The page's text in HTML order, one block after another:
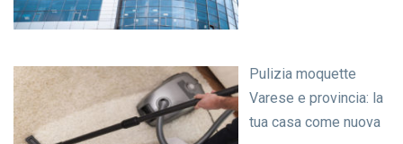
Pulizia moquette
Varese e provincia: la
tua casa come nuova